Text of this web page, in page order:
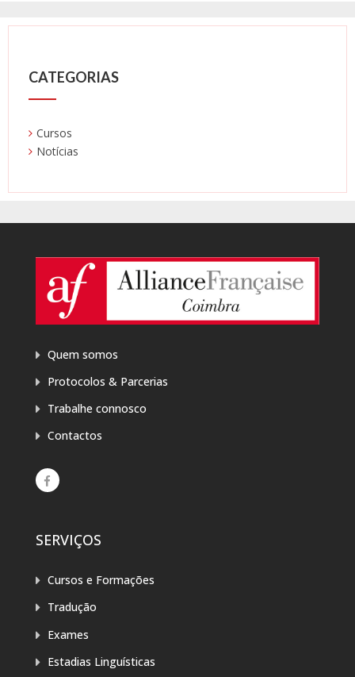
CATEGORIAS
Cursos
Notícias
Quem somos
Protocolos & Parcerias
Trabalhe connosco
Contactos
SERVIÇOS
Cursos e Formações
Tradução
Exames
Estadias Linguísticas